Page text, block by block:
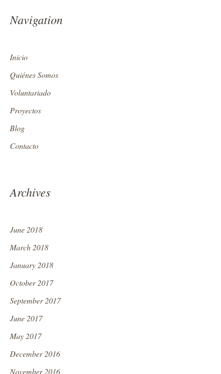
Navigation
Inicio
Quiénes Somos
Voluntariado
Proyectos
Blog
Contacto
Archives
June 2018
March 2018
January 2018
October 2017
September 2017
June 2017
May 2017
December 2016
November 2016